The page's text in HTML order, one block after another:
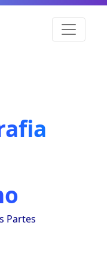
Partes